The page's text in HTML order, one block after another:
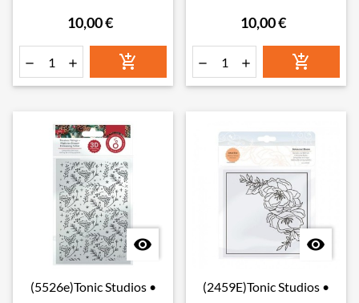
Pinecone Parade
10,00 €
  
Mistletoe Shower
10,00 €
  

(5526e)Tonic Studios •

(2459E)Tonic Studios •